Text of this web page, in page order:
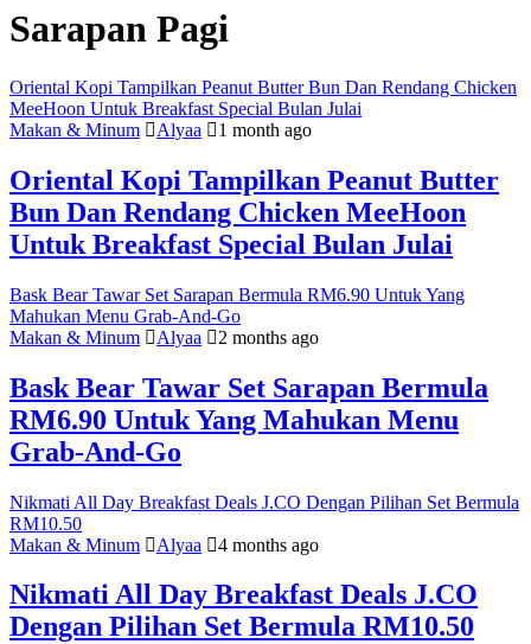
Sarapan Pagi
Oriental Kopi Tampilkan Peanut Butter Bun Dan Rendang Chicken
MeeHoon Untuk Breakfast Special Bulan Julai
Makan & Minum
Alyaa 1 month ago
Oriental Kopi Tampilkan Peanut Butter
Bun Dan Rendang Chicken MeeHoon
Untuk Breakfast Special Bulan Julai
Bask Bear Tawar Set Sarapan Bermula RM6.90 Untuk Yang
Mahukan Menu Grab-And-Go
Makan & Minum
Alyaa 2 months ago
Bask Bear Tawar Set Sarapan Bermula
RM6.90 Untuk Yang Mahukan Menu
Grab-And-Go
Nikmati All Day Breakfast Deals J.CO Dengan Pilihan Set Bermula
RM10.50
Makan & Minum
Alyaa 4 months ago
Nikmati All Day Breakfast Deals J.CO
Dengan Pilihan Set Bermula RM10.50